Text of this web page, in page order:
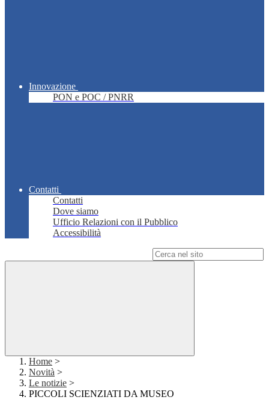
Innovazione
PON e POC / PNRR
Contatti
Contatti
Dove siamo
Ufficio Relazioni con il Pubblico
Accessibilità
Home >
Novità >
Le notizie >
PICCOLI SCIENZIATI DA MUSEO